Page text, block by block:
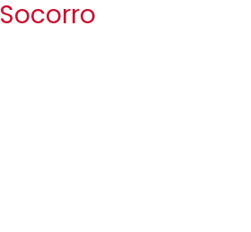
Socorro